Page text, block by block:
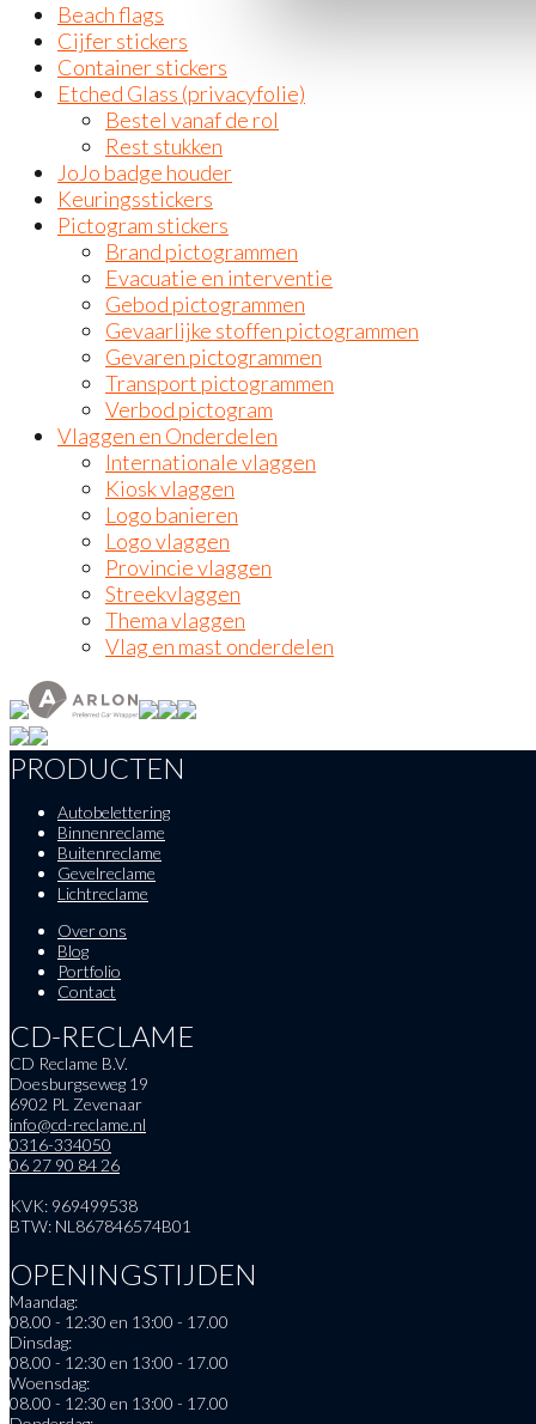
Beach flags
Cijfer stickers
Container stickers
Etched Glass (privacyfolie)
Bestel vanaf de rol
Rest stukken
JoJo badge houder
Keuringsstickers
Pictogram stickers
Brand pictogrammen
Evacuatie en interventie
Gebod pictogrammen
Gevaarlijke stoffen pictogrammen
Gevaren pictogrammen
Transport pictogrammen
Verbod pictogram
Vlaggen en Onderdelen
Internationale vlaggen
Kiosk vlaggen
Logo banieren
Logo vlaggen
Provincie vlaggen
Streekvlaggen
Thema vlaggen
Vlag en mast onderdelen
PRODUCTEN
Autobelettering
Binnenreclame
Buitenreclame
Gevelreclame
Lichtreclame
Over ons
Blog
Portfolio
Contact
CD-RECLAME
CD Reclame B.V.
Doesburgseweg 19
6902 PL Zevenaar
info@cd-reclame.nl
0316-334050
06 27 90 84 26
KVK: 969499538
BTW: NL867846574B01
OPENINGSTIJDEN
Maandag:
08.00 - 12:30 en 13:00 - 17.00
Dinsdag:
08.00 - 12:30 en 13:00 - 17.00
Woensdag:
08.00 - 12:30 en 13:00 - 17.00